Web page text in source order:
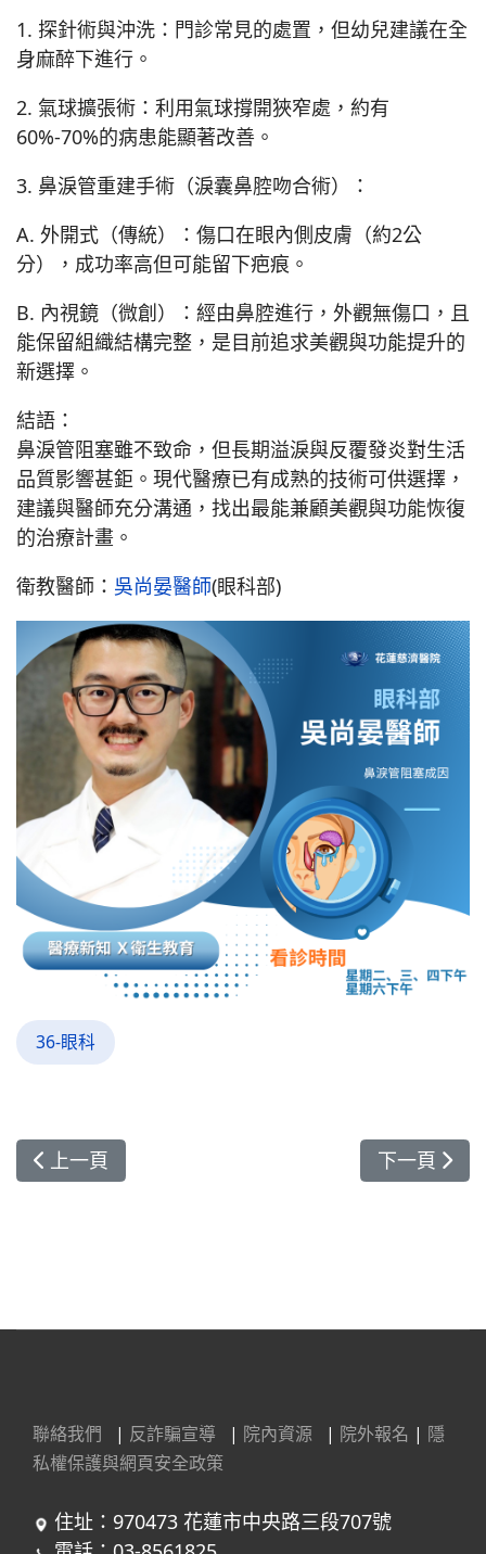
1. 探針術與沖洗：門診常見的處置，但幼兒建議在全
身麻醉下進行。
2. 氣球擴張術：利用氣球撐開狹窄處，約有
60%-70%的病患能顯著改善。
3. 鼻淚管重建手術（淚囊鼻腔吻合術）：
A. 外開式（傳統）：傷口在眼內側皮膚（約2公
分），成功率高但可能留下疤痕。
B. 內視鏡（微創）：經由鼻腔進行，外觀無傷口，且
能保留組織結構完整，是目前追求美觀與功能提升的
新選擇。
結語：
鼻淚管阻塞雖不致命，但長期溢淚與反覆發炎對生活
品質影響甚鉅。現代醫療已有成熟的技術可供選擇，
建議與醫師充分溝通，找出最能兼顧美觀與功能恢復
的治療計畫。
衛教醫師： 吳尚晏醫師(眼科部)
36-眼科
上一篇文章: 解構千面之病，紅斑性狼瘡的精準醫療
上一頁 下一篇文章
下一頁
聯絡我們 | 反詐騙宣導 | 院內資源 | 院外報名 | 隱
私權保護與網頁安全政策
住址：970473 花蓮市中央路三段707號